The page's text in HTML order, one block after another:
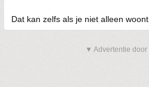
Dat kan zelfs als je niet alleen
▼ Advertentie door